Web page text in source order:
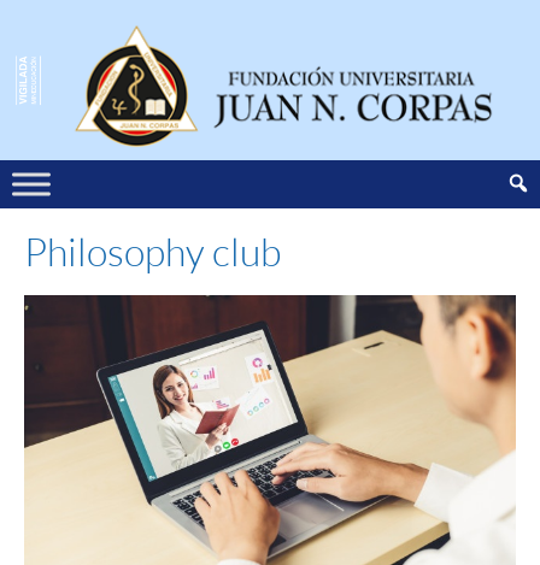
Philosophy club